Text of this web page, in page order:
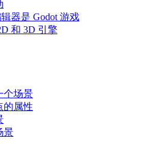
器是 Godot 游戏
和 3D 引擎
个场景
的属性
景